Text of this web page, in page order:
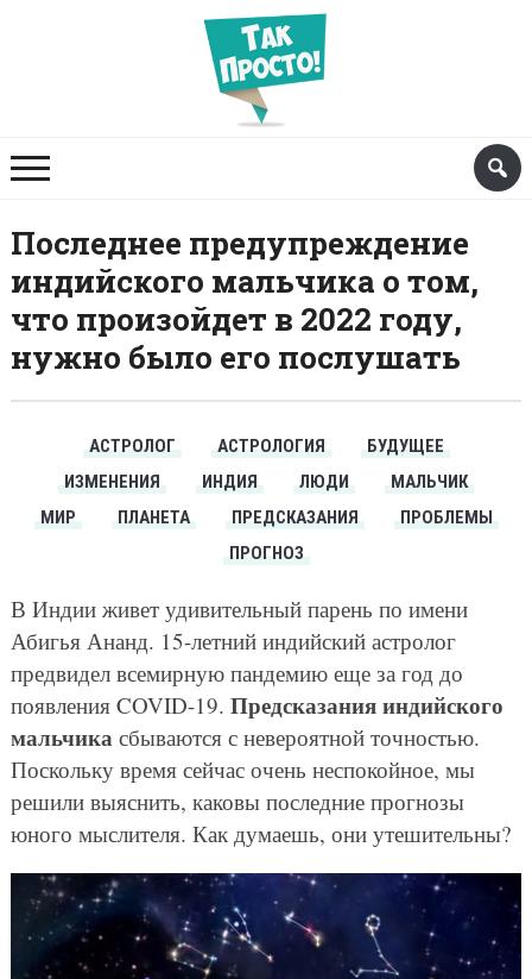
Последнее предупреждение
индийского мальчика о том,
что произойдет в 2022 году,
нужно было его послушать
АСТРОЛОГ АСТРОЛОГИЯ
БУДУЩЕЕ
ИЗМЕНЕНИЯ
ИНДИЯ ЛЮДИ
МАЛЬЧИК
МИР
ПЛАНЕТА ПРЕДСКАЗАНИЯ
ПРОБЛЕМЫ
ПРОГНОЗ
В Индии живет удивительный парень по имени
Абигья Ананд. 15-летний индийский астролог
предвидел всемирную пандемию еще за год до
появления COVID-19. Предсказания индийского
мальчикасбываются с невероятной точностью.
Поскольку время сейчас очень неспокойное, мы
решили выяснить, каковы последние прогнозы
юного мыслителя. Как думаешь, они утешительны?